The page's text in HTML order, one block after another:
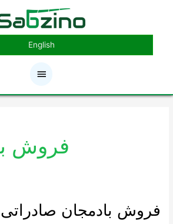
فهرست
اصلی
English
فروش
فروش بادمجان صادراتی
فروش
بادمجان